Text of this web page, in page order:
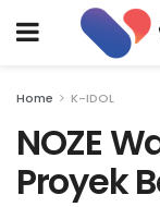
Home K-IDOL
NOZE
Proyek